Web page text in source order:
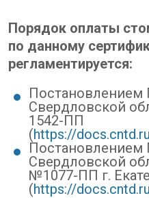
Порядок оплаты
по данному
регламентируется:
Постановлением
Свердловской
1542-ПП
(https://
Постановлением
Свердловской
№1077-ПП г.
(https://